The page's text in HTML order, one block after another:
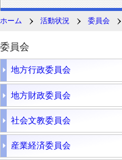
ホーム 活動状況 委員会
委員会
地方行政委員会
地方財政委員会
社会文教委員会
産業経済委員会